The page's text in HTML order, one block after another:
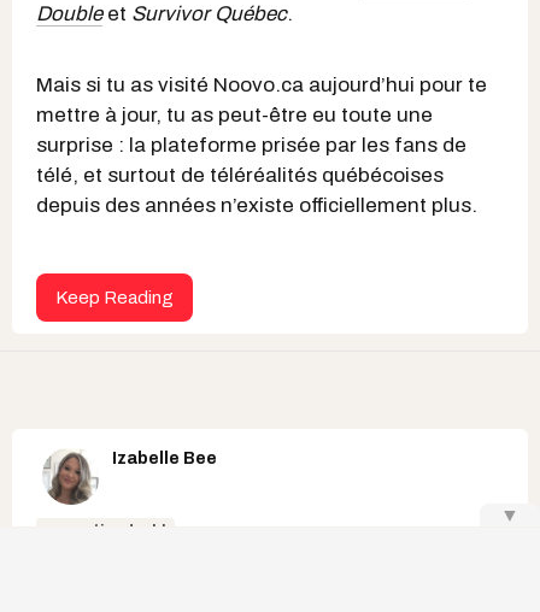
Doubleet Survivor Québec.
Mais si tu as visité Noovo.ca aujourd’hui pour te
mettre à jour, tu as peut-être eu toute une
surprise : la plateforme prisée par les fans de
télé, et surtout de téléréalités québécoises
depuis des années n’existe officiellement plus.
Keep Reading
Izabelle Bee
occupation double
▼